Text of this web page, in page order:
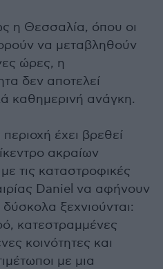
η Θεσσαλία, όπου οι
να μεταβληθούν
ώρες, η
δεν αποτελεί
καθημερινή ανάγκη.
έχει βρεθεί
ακραίων
τις καταστροφικές
Daniel να αφήνουν
ξεχνιούνται:
κατεστραμμένες
κοινότητες και
με μια